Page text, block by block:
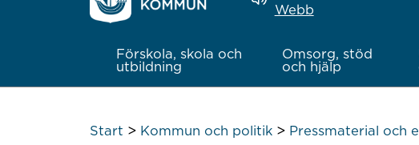
Webb
Förskola, skola och
utbildning
Omsorg, stöd
och hjälp
Start > Kommun och politik> Pressmaterial och